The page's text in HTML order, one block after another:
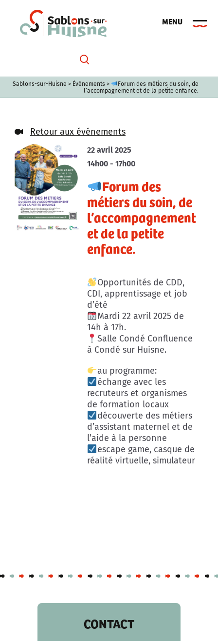
Sablons-sur-Huisne > Évènements >
Forum des métiers du soin, de
l’accompagnement et de la petite enfance.
Retour aux événements
22 avril 2025
14h00 - 17h00
Forum des
métiers du soin, de
l’accompagnement
et de la petite
enfance.
Opportunités de CDD,
CDI, apprentissage et job
d’été
Mardi 22 avril 2025 de
14h à 17h.
Salle Condé Confluence
à Condé sur Huisne.
au programme:
échange avec les
recruteurs et organismes
de formation locaux
découverte des métiers
d’assistant maternel et de
l’aide à la personne
escape game, casque de
réalité virtuelle, simulateur
CONTACT